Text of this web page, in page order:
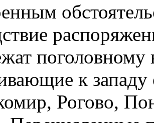
поголовному
к
Рогово,